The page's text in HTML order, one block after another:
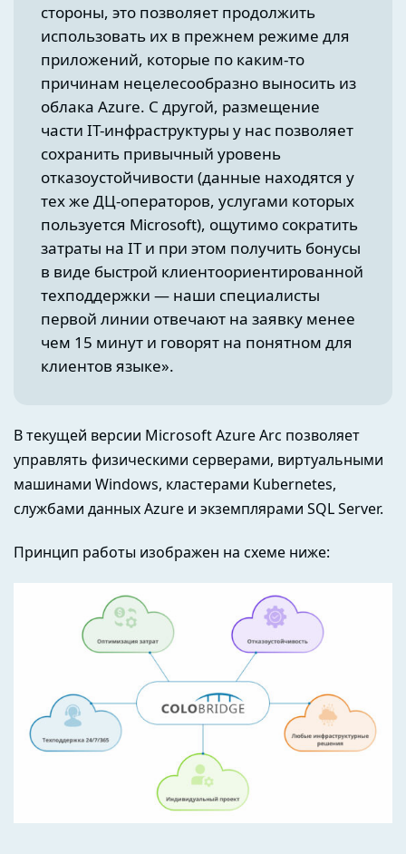
стороны, это позволяет продолжить
использовать их в прежнем режиме для
приложений, которые по каким-то
причинам нецелесообразно выносить из
облака Azure. С другой, размещение
части IT-инфраструктуры у нас позволяет
сохранить привычный уровень
отказоустойчивости (данные находятся у
тех же ДЦ-операторов, услугами которых
пользуется Microsoft), ощутимо сократить
затраты на IT и при этом получить бонусы
в виде быстрой клиентоориентированной
техподдержки — наши специалисты
первой линии отвечают на заявку менее
чем 15 минут и говорят на понятном для
клиентов языке».
В текущей версии Microsoft Azure Arc позволяет
управлять физическими серверами, виртуальными
машинами Windows, кластерами Kubernetes,
службами данных Azure и экземплярами SQL Server.
Принцип работы изображен на схеме ниже: